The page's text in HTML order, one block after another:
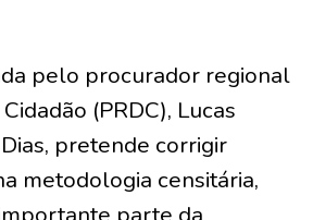
pelo procurador regional
(PRDC), Lucas
pretende corrigir
metodologia censitária,